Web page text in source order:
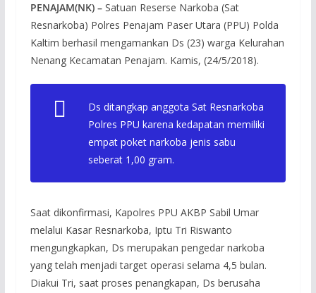
PENAJAM(NK) – Satuan Reserse Narkoba (Sat
Resnarkoba) Polres Penajam Paser Utara (PPU) Polda
Kaltim berhasil mengamankan Ds (23) warga Kelurahan
Nenang Kecamatan Penajam. Kamis, (24/5/2018).
Ds ditangkap anggota Sat Resnarkoba
Polres PPU karena kedapatan memiliki
empat poket narkoba jenis sabu
seberat 1,00 gram.
Saat dikonfirmasi, Kapolres PPU AKBP Sabil Umar
melalui Kasar Resnarkoba, Iptu Tri Riswanto
mengungkapkan, Ds merupakan pengedar narkoba
yang telah menjadi target operasi selama 4,5 bulan.
Diakui Tri, saat proses penangkapan, Ds berusaha